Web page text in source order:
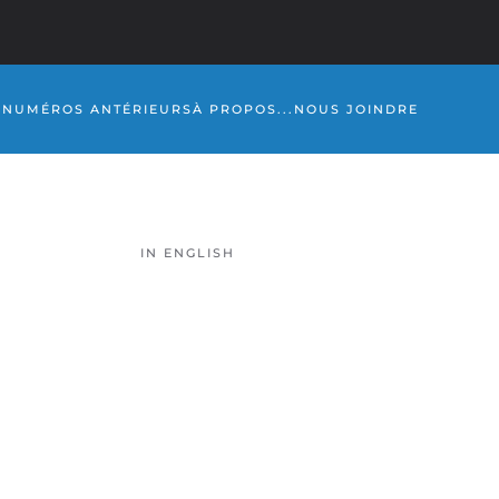
NUMÉROS ANTÉRIEURSÀ PROPOS... NOUS JOINDRE
IN ENGLISH